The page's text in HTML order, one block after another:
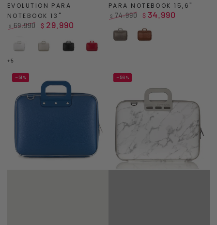
EVOLUTION PARA
NOTEBOOK 13"
regular
$ 69.990
de
venta
$ 29.990
White Grey Black Red
+5
PARA NOTEBOOK 15,6"
regular
$ 74.990
venta
$ 34.990
Gris Café
–51% –56%